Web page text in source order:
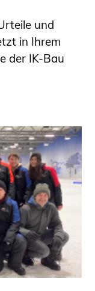
und
in Ihrem
der IK-Bau